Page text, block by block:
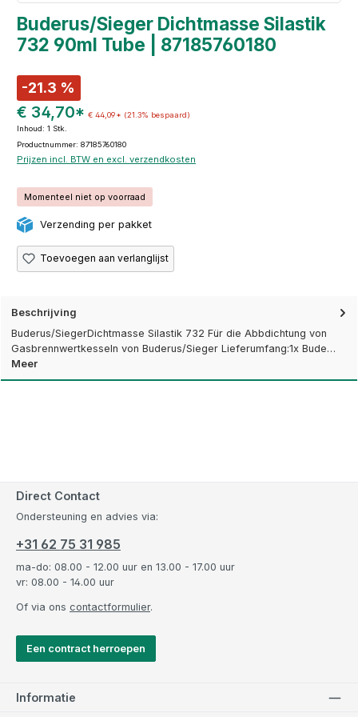
Buderus/Sieger Dichtmasse Silastik
732 90ml Tube | 87185760180
-21.3 %
€ 34,70* € 44,09* (21.3% bespaard)
Inhoud: 1 Stk.
Productnummer: 87185760180
Prijzen incl. BTW en excl. verzendkosten
Momenteel niet op voorraad
Verzending per pakket
Toevoegen aan verlanglijst
Beschrijving
Buderus/SiegerDichtmasse Silastik 732 Für die Abbdichtung von
Gasbrennwertkesseln von Buderus/Sieger Lieferumfang:1x Bude…
Meer
Direct Contact
Ondersteuning en advies via:
+31 62 75 31 985
ma-do: 08.00 - 12.00 uur en 13.00 - 17.00 uur
vr: 08.00 - 14.00 uur
Of via ons contactformulier.
Een contract herroepen
Informatie